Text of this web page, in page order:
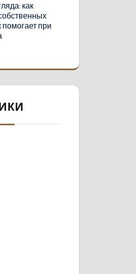
как
помогает при